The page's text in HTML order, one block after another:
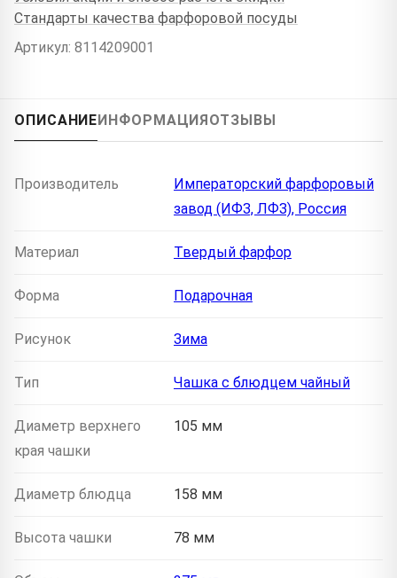
Стандарты качества фарфоровой посуды
Артикул: 8114209001
ОПИСАНИЕ ИНФОРМАЦИЯ ОТЗЫВЫ
Производитель
Императорский фарфоровый
завод (ИФЗ, ЛФЗ), Россия
Материал Твердый фарфор
Форма Подарочная
Рисунок Зима
Тип Чашка с блюдцем чайный
Диаметр верхнего
края чашки
105 мм
Диаметр блюдца 158 мм
Высота чашки 78 мм